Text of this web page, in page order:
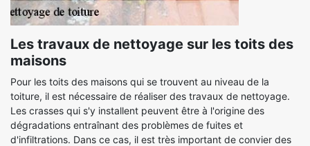
Les travaux de nettoyage sur les toits des
maisons
Pour les toits des maisons qui se trouvent au niveau de la
toiture, il est nécessaire de réaliser des travaux de nettoyage.
Les crasses qui s'y installent peuvent être à l'origine des
dégradations entraînant des problèmes de fuites et
d'infiltrations. Dans ce cas, il est très important de convier des